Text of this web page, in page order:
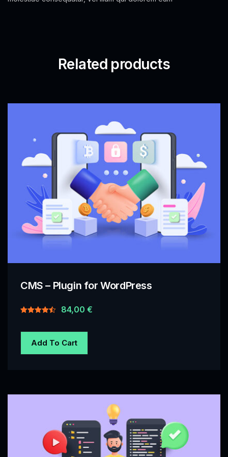
Related products
CMS – Plugin for WordPress
out of 5
84,00€
Add To Cart